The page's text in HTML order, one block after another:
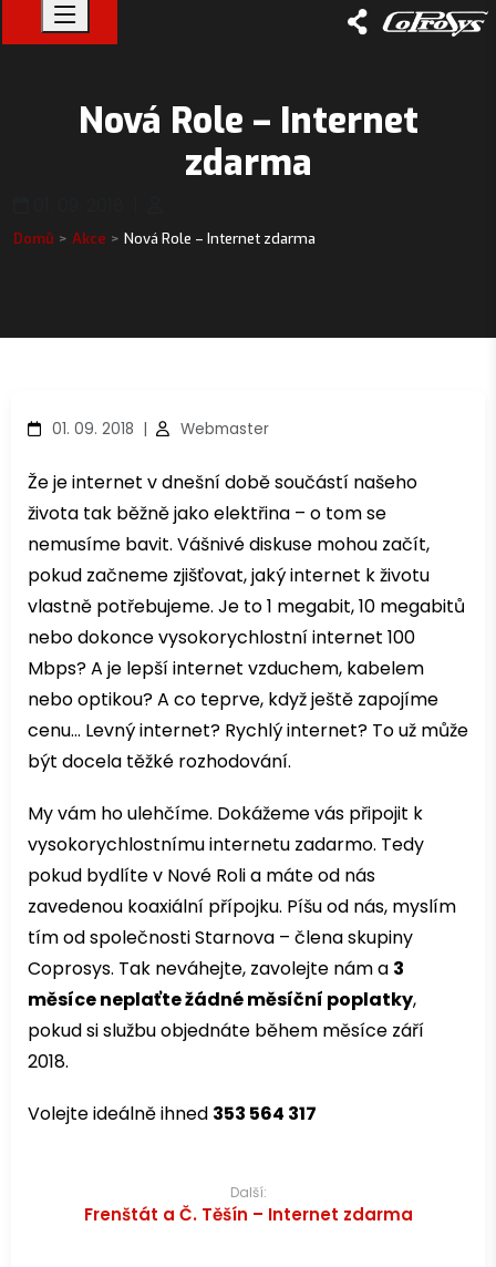
Nová Role – Internet
zdarma
Domů Akce Nová Role – Internet zdarma
01. 09. 2018 | Webmaster
Že je internet v dnešní době součástí našeho
života tak běžně jako elektřina – o tom se
nemusíme bavit. Vášnivé diskuse mohou začít,
pokud začneme zjišťovat, jaký internet k životu
vlastně potřebujeme. Je to 1 megabit, 10 megabitů
nebo dokonce vysokorychlostní internet 100
Mbps? A je lepší internet vzduchem, kabelem
nebo optikou? A co teprve, když ještě zapojíme
cenu… Levný internet? Rychlý internet? To už může
být docela těžké rozhodování.
My vám ho ulehčíme. Dokážeme vás připojit k
vysokorychlostnímu internetu zadarmo. Tedy
pokud bydlíte v Nové Roli a máte od nás
zavedenou koaxiální přípojku. Píšu od nás, myslím
tím od společnosti Starnova – člena skupiny
Coprosys. Tak neváhejte, zavolejte nám a 3
měsíce neplaťte žádné měsíční poplatky,
pokud si službu objednáte během měsíce září
2018.
Volejte ideálně ihned 353 564 317
Navigace
Další:
Frenštát a Č. Těšín – Internet zdarma